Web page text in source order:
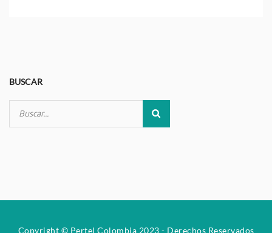
BUSCAR
Copyright © Pertel Colombia 2023 - Derechos Reservados